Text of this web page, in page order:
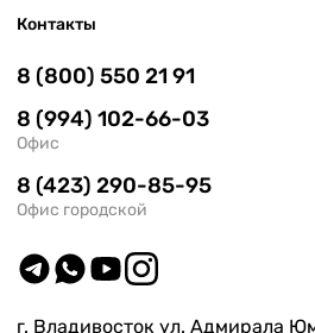
Контакты
8 (800) 550 21 91
8 (994) 102-66-03
Офис
8 (423) 290-85-95
Офис городской
г. Владивосток ул. Адмирала